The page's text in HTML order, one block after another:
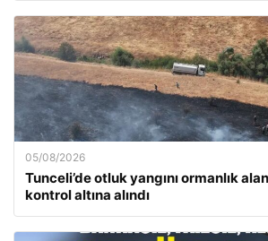
05/08/2026
Tunceli’de otluk yangını ormanlık
kontrol altına alındı